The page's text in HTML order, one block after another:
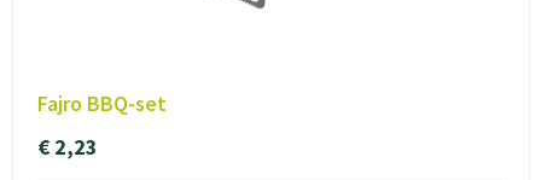
Fajro BBQ-set
€ 2,23